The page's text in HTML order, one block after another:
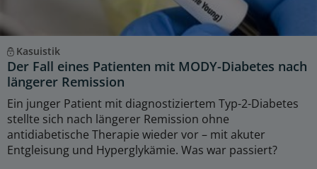
Kasuistik
Der Fall eines Patienten mit MODY-Diabetes nach
längerer Remission
Ein junger Patient mit diagnostiziertem Typ-2-Diabetes
stellte sich nach längerer Remission ohne
antidiabetische Therapie wieder vor – mit akuter
Entgleisung und Hyperglykämie. Was war passiert?